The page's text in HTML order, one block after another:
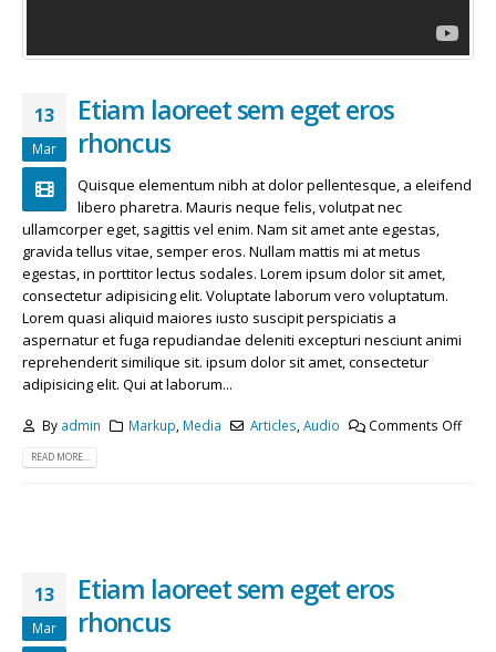
13
Mar
Etiam laoreet sem eget eros
rhoncus
Quisque elementum nibh at dolor pellentesque, a eleifend
libero pharetra. Mauris neque felis, volutpat nec
ullamcorper eget, sagittis vel enim. Nam sit amet ante egestas,
gravida tellus vitae, semper eros. Nullam mattis mi at metus
egestas, in porttitor lectus sodales. Lorem ipsum dolor sit amet,
consectetur adipisicing elit. Voluptate laborum vero voluptatum.
Lorem quasi aliquid maiores iusto suscipit perspiciatis a
aspernatur et fuga repudiandae deleniti excepturi nesciunt animi
reprehenderit similique sit. ipsum dolor sit amet, consectetur
adipisicing elit. Qui at laborum...
By admin Markup Media Articles ,Audio Comments Off
READ MORE...
13
Mar
Etiam laoreet sem eget eros
rhoncus